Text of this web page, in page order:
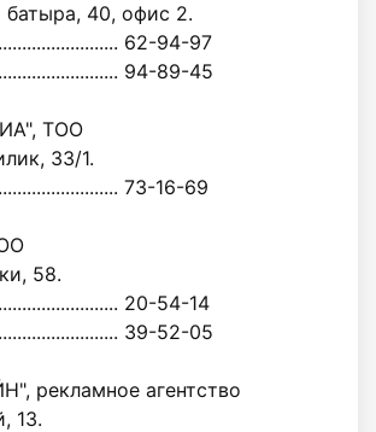
батыра, 40, офис 2.
62-94-97
94-89-45
ТОО
33/1.
73-16-69
58.
20-54-14
39-52-05
рекламное агентство
13.